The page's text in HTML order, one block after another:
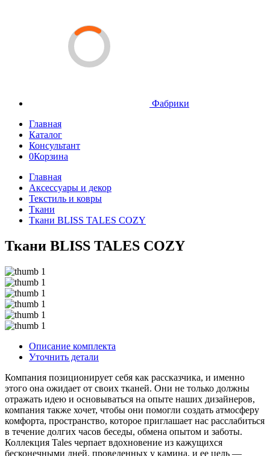
Фабрики
Главная
Каталог
Консультант
0Корзина
Главная
Аксессуары и декор
Текстиль и ковры
Ткани
Ткани BLISS TALES COZY
Ткани BLISS TALES COZY
Описание комплекта
Уточнить детали
Компания позиционирует себя как рассказчика, и именно
этого она ожидает от своих тканей. Они не только должны
отражать идею и основываться на опыте наших дизайнеров,
компания также хочет, чтобы они помогли создать атмосферу
комфорта, пространство, которое приглашает нас расслабиться
в течение долгих часов беседы, обмена опытом и заботы.
Коллекция Tales черпает вдохновение из кажущихся
бесконечными дней, проведенных у камина, и ее цель —